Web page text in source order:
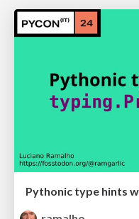
Pythonic type hints